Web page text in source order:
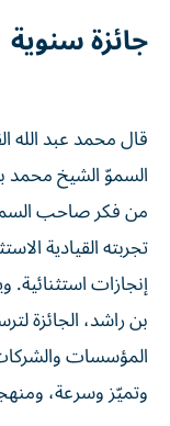
جائزة سنوية
قال محمد عبد الله
السموّ الشيخ محمد
من فكر صاحب
تجربته القيادية
إنجازات
المؤسسات
وتميّز وسرعة،